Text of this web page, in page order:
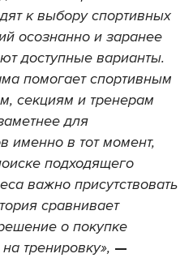
к выбору спортивных
осознанно и заранее
доступные варианты.
помогает спортивным
секциям и тренерам
для
именно в тот момент,
подходящего
важно присутствовать
сравнивает
о покупке
тренировку», —